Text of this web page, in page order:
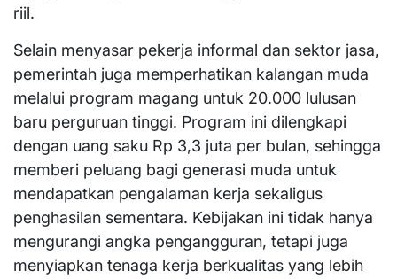
riil.
Selain menyasar pekerja informal dan sektor jasa,
pemerintah juga memperhatikan kalangan muda
melalui program magang untuk 20.000 lulusan
baru perguruan tinggi. Program ini dilengkapi
dengan uang saku Rp 3,3 juta per bulan, sehingga
memberi peluang bagi generasi muda untuk
mendapatkan pengalaman kerja sekaligus
penghasilan sementara. Kebijakan ini tidak hanya
mengurangi angka pengangguran, tetapi juga
menyiapkan tenaga kerja berkualitas yang lebih